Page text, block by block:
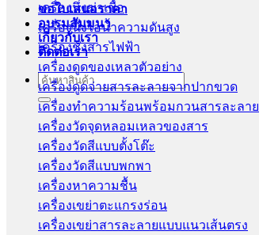
ขอใบเสนอราคา
อบรมสัมมนา
เกี่ยวกับเรา
ติดต่อเรา
Search
for:
เครื่องนึ่งฆ่าเชื้อ
เครื่องนึ่งไอน้ำความดันสูง
เครื่องชั่งสารไฟฟ้า
เครื่องดูดของเหลวตัวอย่าง
เครื่องดูดจ่ายสารละลายจากปากขวด
เครื่องทำความร้อนพร้อมกวนสารละลาย
เครื่องวัดจุดหลอมเหลวของสาร
เครื่องวัดสีแบบตั้งโต๊ะ
เครื่องวัดสีแบบพกพา
เครื่องหาความชื้น
เครื่องเขย่าตะแกรงร่อน
เครื่องเขย่าสารละลายแบบแนวเส้นตรง